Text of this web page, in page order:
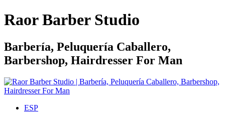
Raor Barber Studio
Barbería, Peluquería Caballero,
Barbershop, Hairdresser For Man
ESP